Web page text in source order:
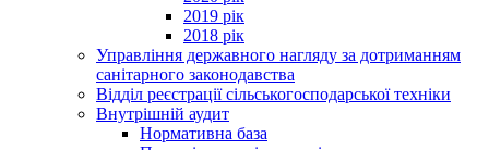
2019 рік
2018 рік
Управління державного нагляду за дотриманням
санітарного законодавства
Відділ реєстрації сільськогосподарської техніки
Внутрішній аудит
Нормативна база